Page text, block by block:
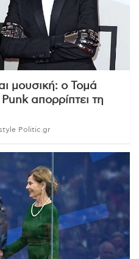
μουσική: ο Τομά
απορρίπτει τη
Politic.gr